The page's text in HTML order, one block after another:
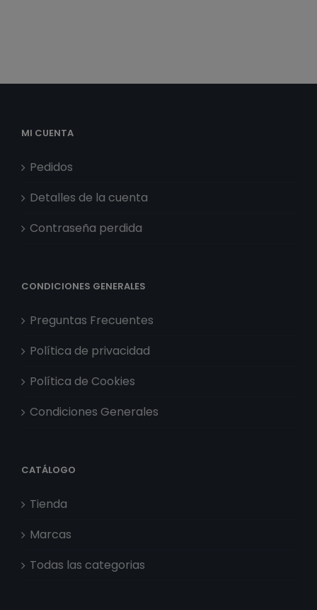
MI CUENTA
Pedidos
Detalles de la cuenta
Contraseña perdida
CONDICIONES GENERALES
Preguntas Frecuentes
Política de privacidad
Política de Cookies
Condiciones Generales
CATÁLOGO
Tienda
Marcas
Todas las categorias